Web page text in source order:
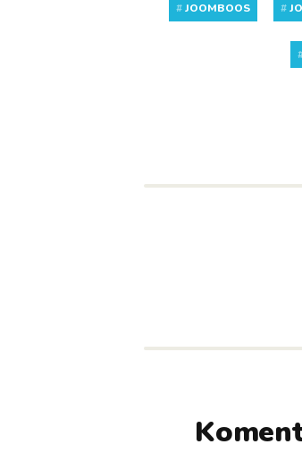
#JOOMBOOS #